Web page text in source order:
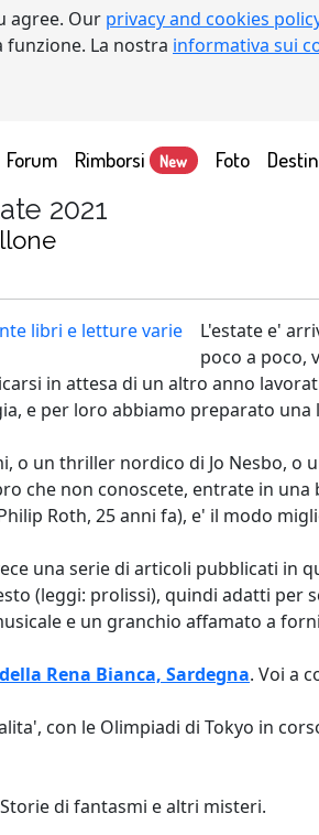
agree. Our privacy and cookies
funzione. La nostra informativa sui
Forum Rimborsi New Foto
2021
L'estate e'
poco a poco,
in attesa di un altro anno
e per loro abbiamo preparato una
o un thriller nordico di Jo Nesbo, o
che non conoscete, entrate in
Roth, 25 anni fa), e' il modo
una serie di articoli pubblicati in
(leggi: prolissi), quindi adatti per
e un granchio affamato a
Rena Bianca, Sardegna. Voi a
con le Olimpiadi di Tokyo in
di fantasmi e altri misteri.